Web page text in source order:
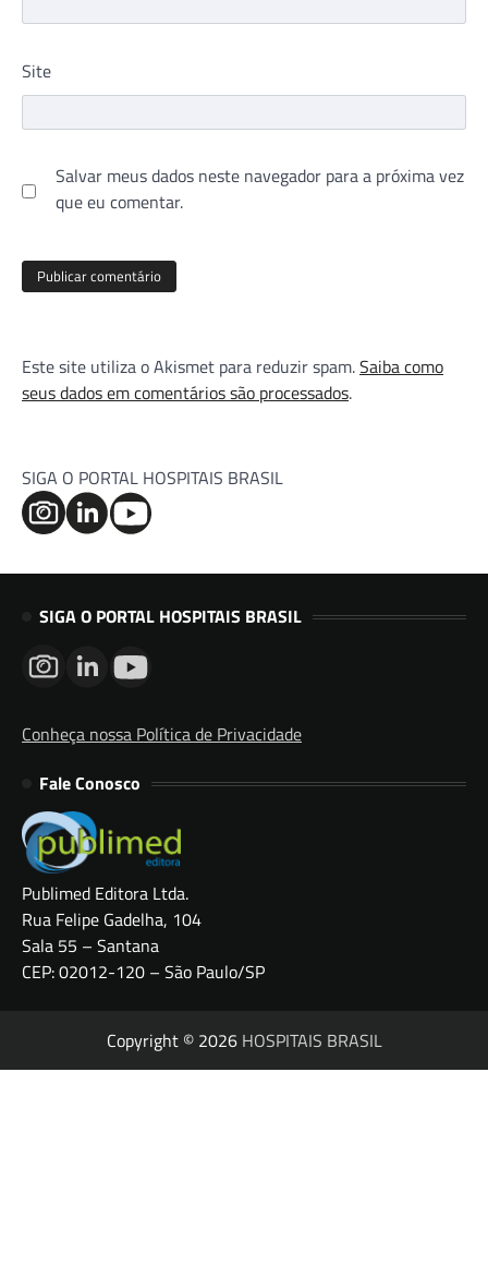
Site
Salvar meus dados neste navegador para a próxima vez
que eu comentar.
Este site utiliza o Akismet para reduzir spam.Saiba como
seus dados em comentários são processados.
SIGA O PORTAL HOSPITAIS BRASIL
SIGA O PORTAL HOSPITAIS BRASIL
Conheça nossa Política de Privacidade
Fale Conosco
Publimed Editora Ltda.
Rua Felipe Gadelha, 104
Sala 55 – Santana
CEP: 02012-120 – São Paulo/SP
Copyright © 2026 HOSPITAIS BRASIL